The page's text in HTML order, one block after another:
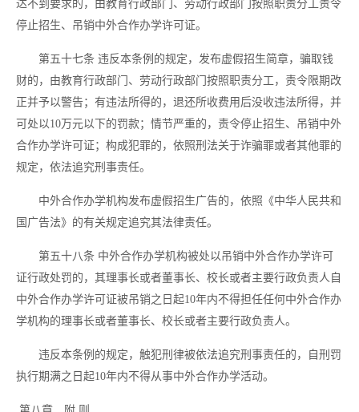
达不到要求的，由教育行政部门、劳动行政部门按照职责分工责令
停止招生、吊销中外合作办学许可证。
第五十七条 违反本条例的规定，发布虚假招生简章，骗取钱
财的，由教育行政部门、劳动行政部门按照职责分工，责令限期改
正并予以警告；有违法所得的，退还所收费用后没收违法所得，并
可处以10万元以下的罚款；情节严重的，责令停止招生、吊销中外
合作办学许可证；构成犯罪的，依照刑法关于诈骗罪或者其他罪的
规定，依法追究刑事责任。
中外合作办学机构发布虚假招生广告的，依照《中华人民共和
国广告法》的有关规定追究其法律责任。
第五十八条 中外合作办学机构被处以吊销中外合作办学许可
证行政处罚的，其理事长或者董事长、校长或者主要行政负责人自
中外合作办学许可证被吊销之日起10年内不得担任任何中外合作办
学机构的理事长或者董事长、校长或者主要行政负责人。
违反本条例的规定，触犯刑律被依法追究刑事责任的，自刑罚
执行期满之日起10年内不得从事中外合作办学活动。